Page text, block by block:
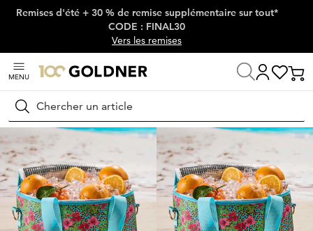
Passer la navigation, aller directement au contenu
Remises d'été + 30 % de remise supplémentaire sur tout*
CODE : FINAL30
Vers les remises
MENU
Rechercher
Maison Chaussures & accessoires